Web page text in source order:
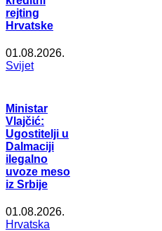
rejting
Hrvatske
01.08.2026.
Svijet
Ministar
Vlajčić:
Ugostitelji u
Dalmaciji
ilegalno
uvoze meso
iz Srbije
01.08.2026.
Hrvatska